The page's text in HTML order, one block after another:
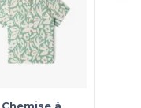
Chemise à